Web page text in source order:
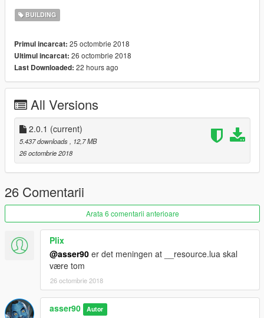
BUILDING
Primul incarcat: 25 octombrie 2018
Ultimul incarcat: 26 octombrie 2018
Last Downloaded: 22 hours ago
All Versions
2.0.1 (current)
5.437 downloads, 12,7 MB
26 octombrie 2018
26 Comentarii
Arata 6 comentarii anterioare
Plix
@asser90 er det meningen at __resource.lua skal
være tom
26 octombrie 2018
asser90 Autor